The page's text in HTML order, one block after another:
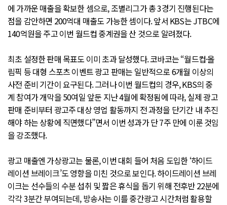
에 가까운 매출을 확보한 셈으로, 조별리그가 총 3경기 진행된다는
점을 감안하면 200억대 매출도 가능한 셈이다. 앞서 KBS는 JTBC에
140억원을 주고 이번 월드컵 중계권을 산 것으로 알려졌다.
최초 설정한 판매 목표도 이미 초과 달성했다. 코바코는 “월드컵·올
림픽 등 대형 스포츠 이벤트 광고 판매는 일반적으로 6개월 이상의
사전 준비 기간이 요구된다. 그러나 이번 월드컵의 경우, KBS의 중
계 참여가 개막을 50여일 앞둔 지난 4월에 확정됨에 따라, 실제 광고
판매 준비부터 광고주 대상 영업 활동까지 전 과정을 단기간 내 추진
해야 하는 상황에 직면했다”면서 이번 성과가 단 7주 만에 이룬 것임
을 강조했다.
광고 매출엔 가상광고는 물론, 이번 대회 들어 처음 도입한 ‘하이드
레이션 브레이크’도 영향을 미친 것으로 보인다. 하이드레이션 브레
이크는 선수들의 수분 섭취 및 짧은 휴식을 돕기 위해 전후반 22분에
각각 3분간 부여되는데, 방송사는 이를 중간광고 시간처럼 활용할